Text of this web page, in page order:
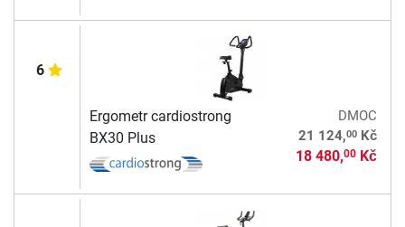
6
Ergometr cardiostrong
BX30 Plus
DMOC
21 124,00Kč
18 480,00Kč